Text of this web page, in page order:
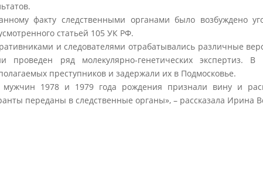
факту следственными органами было возбуждено
статьей 105 УК РФ.
и следователями отрабатывались различные
проведен ряд молекулярно-генетических экспертиз.
преступников и задержали их в Подмосковье.
мужчин 1978 и 1979 года рождения признали вину и
переданы в следственные органы», – рассказала Ирина